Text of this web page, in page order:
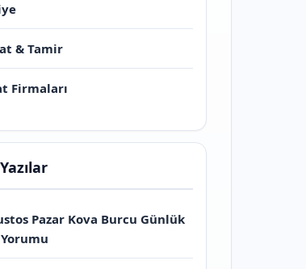
& Tamir
Firmaları
Pazar Kova Burcu Günlük